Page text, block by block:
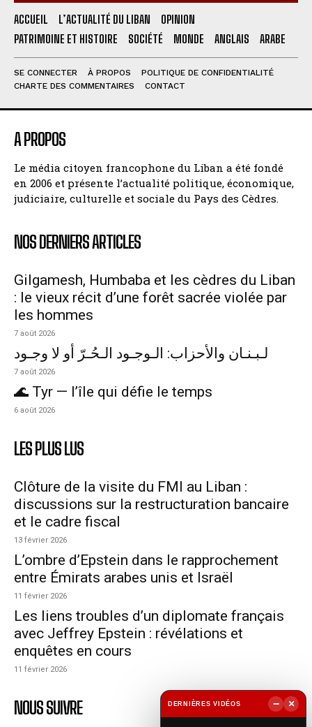
ACCUEIL L’ACTUALITÉ DU LIBAN
OPINION
PATRIMOINE ET HISTOIRE
SOCIÉTÉ MONDE ANGLAIS ARABE
SE CONNECTER À PROPOS
POLITIQUE DE CONFIDENTIALITÉ
CHARTE DES COMMENTAIRES
CONTACT
A PROPOS
Le média citoyen francophone du Liban a été fondé
en 2006 et présente l’actualité politique, économique,
judiciaire, culturelle et sociale du Pays des Cèdres.
NOS DERNIERS ARTICLES
Gilgamesh, Humbaba et les cèdres du Liban
: le vieux récit d’une forêt sacrée violée par
les hommes
7 août 2026
لـبـنـان والأحزاب: الـوجـود الـحُـرّ أو لا وجـود
7 août 2026
🌊 Tyr — l’île qui défie le temps
6 août 2026
LES PLUS LUS
Clôture de la visite du FMI au Liban :
discussions sur la restructuration bancaire
et le cadre fiscal
13 février 2026
L’ombre d’Epstein dans le rapprochement
entre Émirats arabes unis et Israël
11 février 2026
Les liens troubles d’un diplomate français
avec Jeffrey Epstein : révélations et
enquêtes en cours
11 février 2026
NOUS SUIVRE DERNIÈRES VIDÉOS −
×